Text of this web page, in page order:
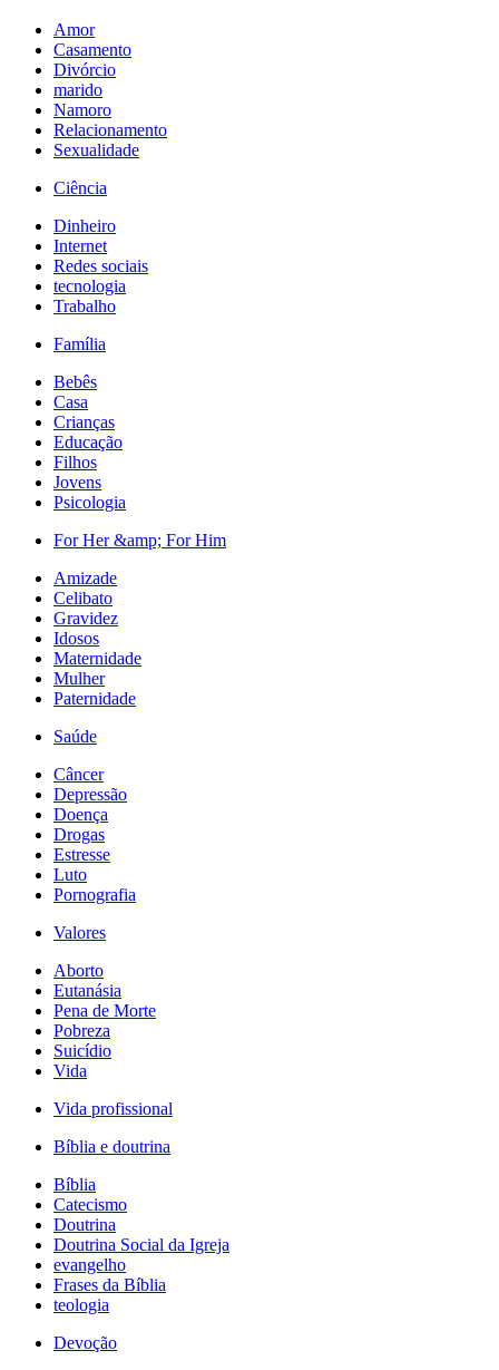
Amor
Casamento
Divórcio
marido
Namoro
Relacionamento
Sexualidade
Ciência
Dinheiro
Internet
Redes sociais
tecnologia
Trabalho
Família
Bebês
Casa
Crianças
Educação
Filhos
Jovens
Psicologia
For Her &amp; For Him
Amizade
Celibato
Gravidez
Idosos
Maternidade
Mulher
Paternidade
Saúde
Câncer
Depressão
Doença
Drogas
Estresse
Luto
Pornografia
Valores
Aborto
Eutanásia
Pena de Morte
Pobreza
Suicídio
Vida
Vida profissional
Bíblia e doutrina
Bíblia
Catecismo
Doutrina
Doutrina Social da Igreja
evangelho
Frases da Bíblia
teologia
Devoção